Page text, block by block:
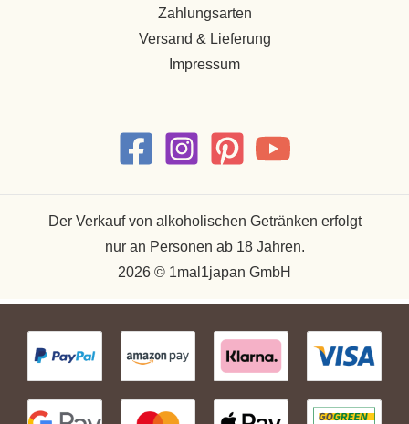
Zahlungsarten
Versand & Lieferung
Impressum
Der Verkauf von alkoholischen Getränken erfolgt
nur an Personen ab 18 Jahren.
2026 © 1mal1japan GmbH